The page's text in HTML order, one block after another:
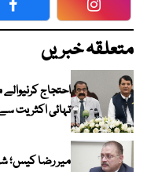
Facebook
متعلقہ خبریں
احتجاج
تہائی اکثریت سے
میر رضا کیس؛